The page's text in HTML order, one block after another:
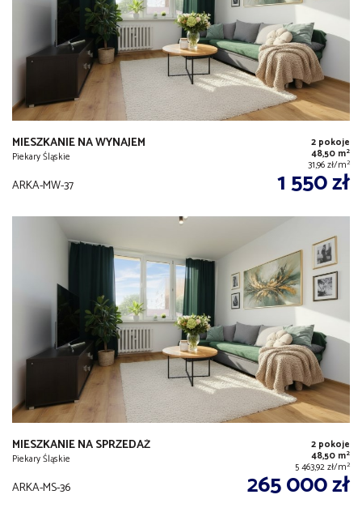
MIESZKANIE NA WYNAJEM
Piekary Śląskie
2 pokoje
48,50 m2
31,96 zł/m2
ARKA-MW-37 1 550 zł
MIESZKANIE NA SPRZEDAŻ
Piekary Śląskie
2 pokoje
48,50 m2
5 463,92 zł/m2
ARKA-MS-36 265 000 zł